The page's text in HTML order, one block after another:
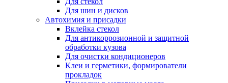
Для шин и дисков
Автохимия и присадки
Вклейка стекол
Для антикоррозионной и защитной
обработки кузова
Для очистки кондиционеров
Клеи и герметики, формирователи
прокладок